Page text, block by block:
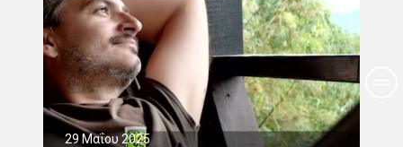
29 Μαΐου 2025